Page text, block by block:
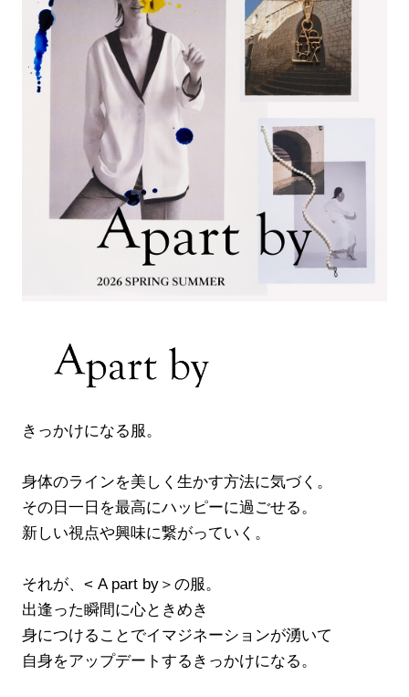
きっかけになる服。
身体のラインを美しく生かす方法に気づく。
その日一日を最高にハッピーに過ごせる。
新しい視点や興味に繋がっていく。
それが、< A part by＞の服。
出逢った瞬間に心ときめき
身につけることでイマジネーションが湧いて
自身をアップデートするきっかけになる。